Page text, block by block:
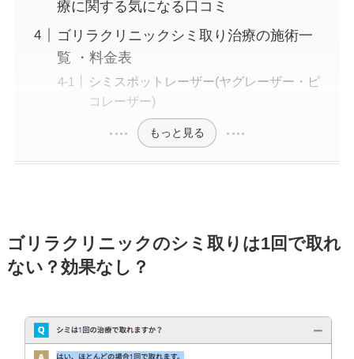
療に関する気になる口コミ
ゴリラクリニックシミ取り治療の施術一
覧 ・料金表
シミスポットレーザー(ヤグレーザー・ピ
コレーザー)
もっと見る
​​ゴリラクリニックのシミ取りは1回で取れ
ない？効果なし？